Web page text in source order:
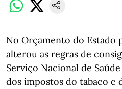
No Orçamento do Estado
alterou as regras de
Serviço Nacional de
dos impostos do tabaco e